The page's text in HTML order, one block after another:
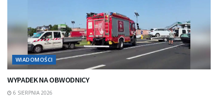
WIADOMOŚCI
WYPADEK NA OBWODNICY
6 SIERPNIA 2026